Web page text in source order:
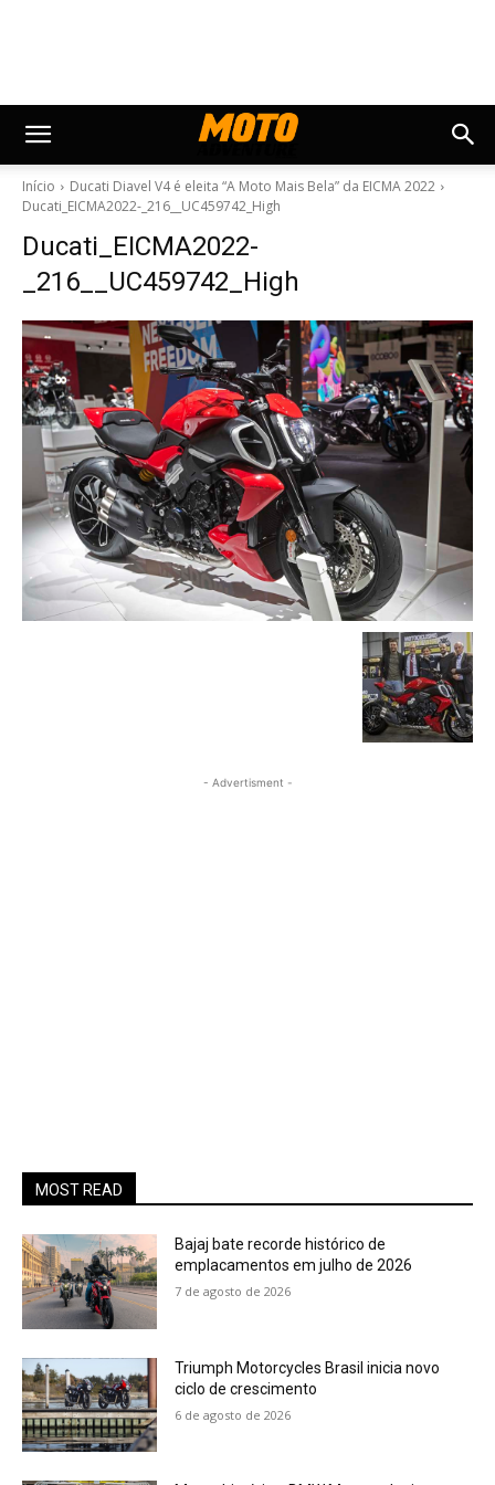
Início
Ducati Diavel V4 é eleita “A Moto Mais Bela” da EICMA 2022
Ducati_EICMA2022-_216__UC459742_High
Ducati_EICMA2022-
_216__UC459742_High
- Advertisment -
MOST READ
Bajaj bate recorde histórico de
emplacamentos em julho de 2026
7 de agosto de 2026
Triumph Motorcycles Brasil inicia novo
ciclo de crescimento
6 de agosto de 2026